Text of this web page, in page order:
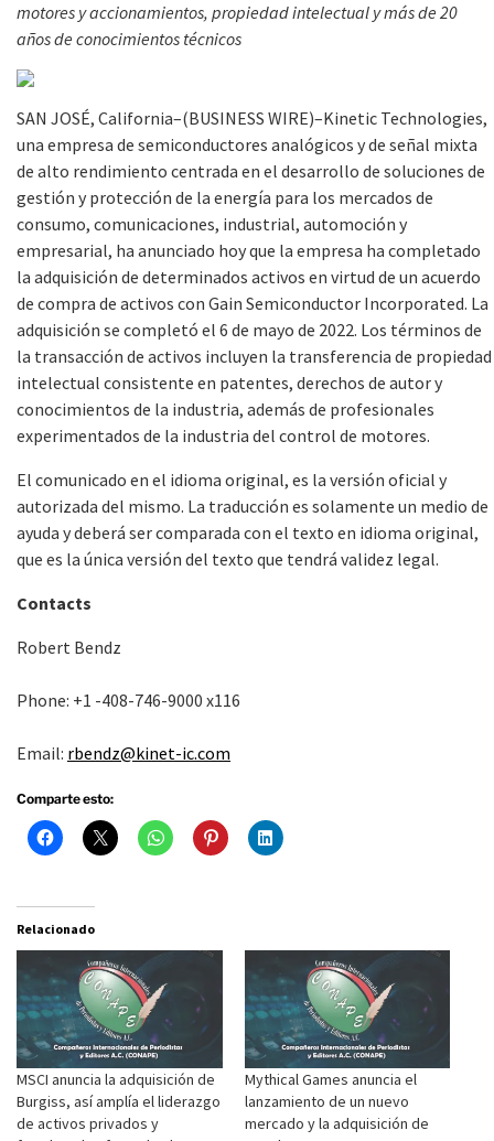
motores y accionamientos, propiedad intelectual y más de 20
años de conocimientos técnicos
SAN JOSÉ, California–(BUSINESS WIRE)–Kinetic Technologies,
una empresa de semiconductores analógicos y de señal mixta
de alto rendimiento centrada en el desarrollo de soluciones de
gestión y protección de la energía para los mercados de
consumo, comunicaciones, industrial, automoción y
empresarial, ha anunciado hoy que la empresa ha completado
la adquisición de determinados activos en virtud de un acuerdo
de compra de activos con Gain Semiconductor Incorporated. La
adquisición se completó el 6 de mayo de 2022. Los términos de
la transacción de activos incluyen la transferencia de propiedad
intelectual consistente en patentes, derechos de autor y
conocimientos de la industria, además de profesionales
experimentados de la industria del control de motores.
El comunicado en el idioma original, es la versión oficial y
autorizada del mismo. La traducción es solamente un medio de
ayuda y deberá ser comparada con el texto en idioma original,
que es la única versión del texto que tendrá validez legal.
Contacts
Robert Bendz
Phone: +1 -408-746-9000 x116
Email: rbendz@kinet-ic.com
Comparte esto:
Relacionado
MSCI anuncia la adquisición de
Burgiss, así amplía el liderazgo
de activos privados y
Mythical Games anuncia el
lanzamiento de un nuevo
mercado y la adquisición de